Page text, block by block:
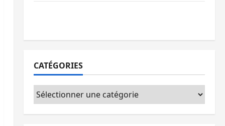
CATÉGORIES
Catégories